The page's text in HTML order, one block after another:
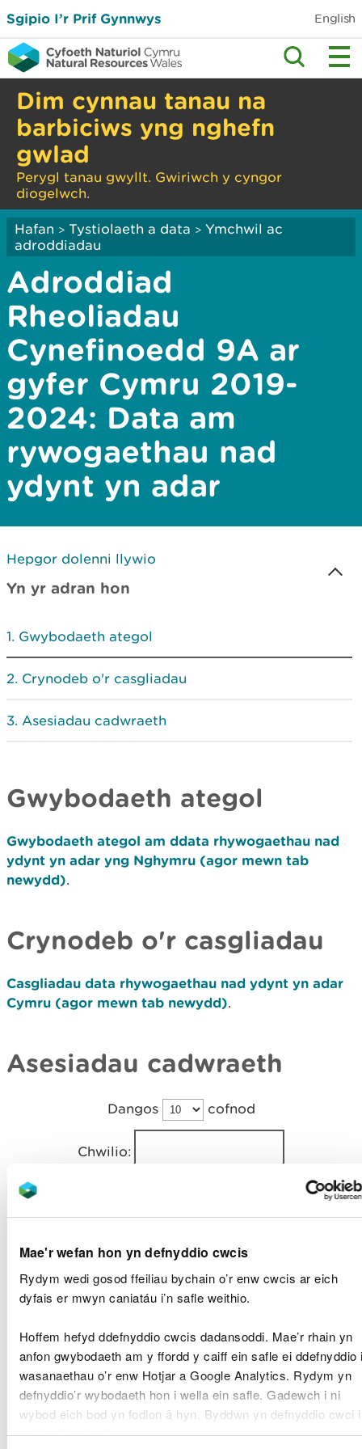
Mae'r wefan hon yn defnyddio cwcis
Rydym wedi gosod ffeiliau bychain o’r enw cwcis ar eich
dyfais er mwyn caniatáu i’n safle weithio.
Hoffem hefyd ddefnyddio cwcis dadansoddi. Mae’r rhain yn
anfon gwybodaeth am y ffordd y caiff ein safle ei ddefnyddio i
wasanaethau o’r enw Hotjar a Google Analytics. Rydym yn
defnyddio’r wybodaeth hon i wella ein safle. Gadewch i ni
wybod eich bod yn fodlon â hyn. Byddwn yn defnyddio cwci i
gadw eich dewis.
Sgipio I’r Prif Gynnwys English
Dim cynnau tanau na
barbiciws yng nghefn
gwlad
Perygl tanau gwyllt. Gwiriwch y cyngor
diogelwch.
Hafan > Tystiolaeth a data > Ymchwil ac
adroddiadau
Adroddiad
Rheoliadau
Cynefinoedd 9A ar
gyfer Cymru 2019-
2024: Data am
rywogaethau nad
ydynt yn adar
Hepgor dolenni llywio
Yn yr adran hon
Gwybodaeth ategol
Crynodeb o'r casgliadau
Asesiadau cadwraeth
Gwybodaeth ategol
Gwybodaeth ategol am ddata rhywogaethau nad
ydynt yn adar yng Nghymru (agor mewn tab
newydd).
Crynodeb o'r casgliadau
Casgliadau data rhywogaethau nad ydynt yn adar
Cymru (agor mewn tab newydd).
Asesiadau cadwraeth
Dangos cofnod
Chwilio:
Ehangu
Grwpio
Cod
yr
Molysgiaid S1013
Malwen
droellog
gul
Molysgiaid S1016
Malwen
droellog
Desmoulin